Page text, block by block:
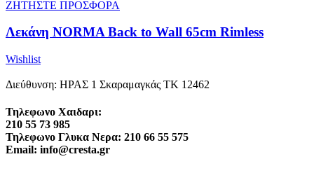
ΖΗΤΗΣΤΕ ΠΡΟΣΦΟΡΑ
Λεκάνη NORMA Back to Wall 65cm Rimless
Wishlist
Διεύθυνση: ΗΡΑΣ 1 Σκαραμαγκάς ΤΚ 12462
Τηλεφωνο Χαιδαρι:
210 55 73 985
Τηλεφωνο Γλυκα Νερα: 210 66 55 575
Email: info@cresta.gr